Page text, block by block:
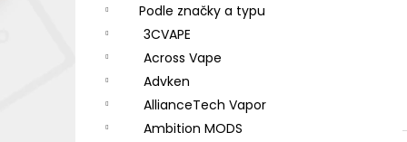
Podle značky a typu
3CVAPE
Across Vape
Advken
AllianceTech Vapor
Ambition MODS
DEKANG DESERT SHIP 10ML 18MG
155 Kč
Původně:195 Kč